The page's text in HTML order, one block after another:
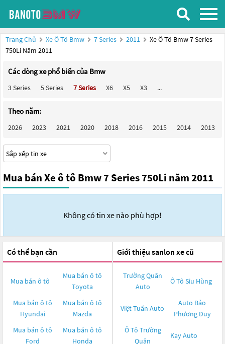
Trang Chủ Xe Ô Tô Bmw 7 Series 2011
Xe Ô Tô Bmw 7 Series
750Li Năm 2011
Các dòng xe phổ biến của Bmw
3 Series 5 Series 7 Series X6 X5 X3 ...
Theo năm:
2026 2023 2021 2020 2018 2016 2015 2014 2013
Mua bán Xe ô tô Bmw 7 Series 750Li năm 2011
Không có tin xe nào phù hợp!
Có thể bạn cần
Mua bán ô tô
Mua bán ô tô
Toyota
Mua bán ô tô
Hyundai
Mua bán ô tô
Mazda
Mua bán ô tô
Ford
Mua bán ô tô
Honda
Giới thiệu sanlon xe cũ
Trường Quân
Auto
Ô Tô Siu Hùng
Việt Tuấn Auto
Auto Bảo
Phương Duy
Ô Tô Trường
Quân
Kay Auto